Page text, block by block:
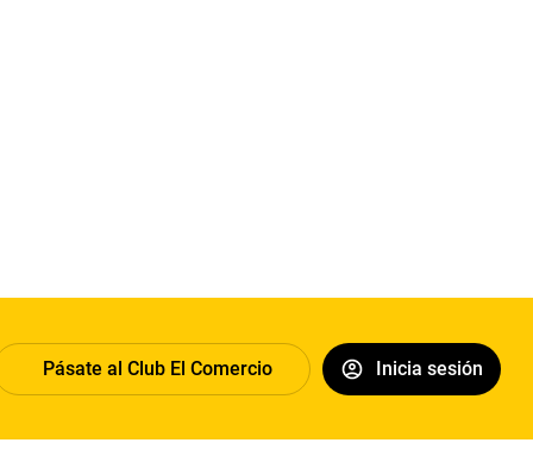
Pásate al Club El Comercio Inicia sesión